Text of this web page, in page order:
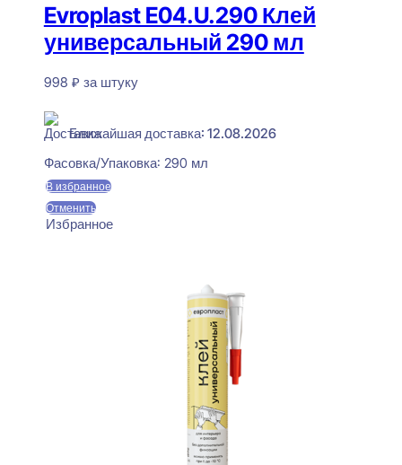
Evroplast E04.U.290 Клей
универсальный 290 мл
998 ₽ за штуку
Ближайшая доставка: 12.08.2026
Фасовка/Упаковка: 290 мл
В избранное
Отменить
Избранное